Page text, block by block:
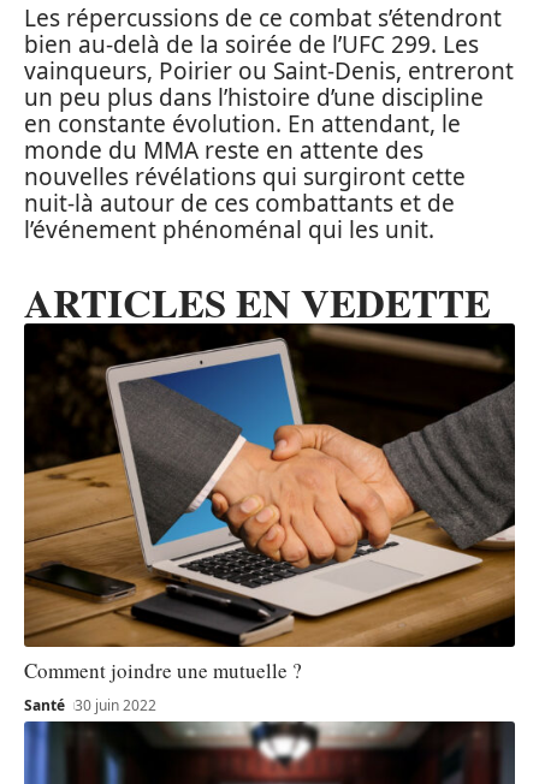
Les répercussions de ce combat s’étendront
bien au-delà de la soirée de l’UFC 299. Les
vainqueurs, Poirier ou Saint-Denis, entreront
un peu plus dans l’histoire d’une discipline
en constante évolution. En attendant, le
monde du MMA reste en attente des
nouvelles révélations qui surgiront cette
nuit-là autour de ces combattants et de
l’événement phénoménal qui les unit.
ARTICLES EN VEDETTE
Comment joindre une mutuelle ?
Santé 30 juin 2022